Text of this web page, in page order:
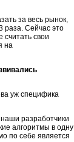
за весь рынок,
раза. Сейчас это
считать свои
на
уж специфика
разработчики
алгоритмы в одну
по себе является